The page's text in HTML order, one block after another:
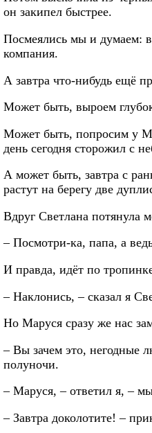
он закипел быстрее.
Посмеялись мы и думаем:
компания.
А завтра что-нибудь ещё
Может быть, выроем
Может быть, попросим у
день сегодня сторожил с
А может быть, завтра с
растут на берегу две
Вдруг Светлана потянула
– Посмотри-ка, папа, а
И правда, идёт по
– Наклонись, – сказал я
Но Маруся сразу же нас
– Вы зачем это, негодные
полуночи.
– Маруся, – ответил я, –
– Завтра доколотите! –